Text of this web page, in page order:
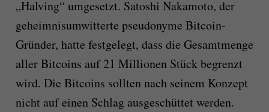
„Halving“ umgesetzt. Satoshi Nakamoto, der
geheimnisumwitterte pseudonyme Bitcoin-
Gründer, hatte festgelegt, dass die Gesamtmenge
aller Bitcoins auf 21 Millionen Stück begrenzt
wird. Die Bitcoins sollten nach seinem Konzept
nicht auf einen Schlag ausgeschüttet werden.